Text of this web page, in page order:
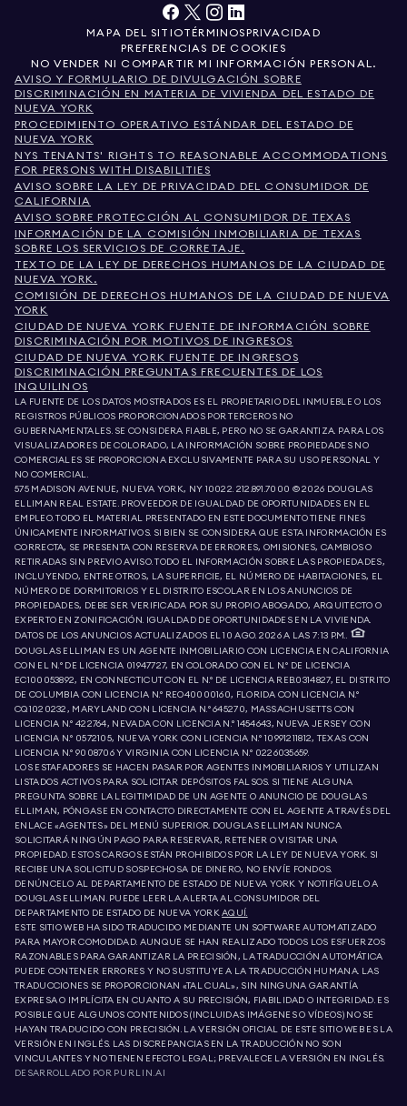
MAPA DEL SITIOTÉRMINOSPRIVACIDAD
PREFERENCIAS DE COOKIES
NO VENDER NI COMPARTIR MI INFORMACIÓN PERSONAL.
AVISO Y FORMULARIO DE DIVULGACIÓN SOBRE
DISCRIMINACIÓN EN MATERIA DE VIVIENDA DEL ESTADO DE
NUEVA YORK
PROCEDIMIENTO OPERATIVO ESTÁNDAR DEL ESTADO DE
NUEVA YORK
NYS TENANTS' RIGHTS TO REASONABLE ACCOMMODATIONS
FOR PERSONS WITH DISABILITIES
AVISO SOBRE LA LEY DE PRIVACIDAD DEL CONSUMIDOR DE
CALIFORNIA
AVISO SOBRE PROTECCIÓN AL CONSUMIDOR DE TEXAS
INFORMACIÓN DE LA COMISIÓN INMOBILIARIA DE TEXAS
SOBRE LOS SERVICIOS DE CORRETAJE.
TEXTO DE LA LEY DE DERECHOS HUMANOS DE LA CIUDAD DE
NUEVA YORK.
COMISIÓN DE DERECHOS HUMANOS DE LA CIUDAD DE NUEVA
YORK
CIUDAD DE NUEVA YORK FUENTE DE INFORMACIÓN SOBRE
DISCRIMINACIÓN POR MOTIVOS DE INGRESOS
CIUDAD DE NUEVA YORK FUENTE DE INGRESOS
DISCRIMINACIÓN PREGUNTAS FRECUENTES DE LOS
INQUILINOS
LA FUENTE DE LOS DATOS MOSTRADOS ES EL PROPIETARIO DEL INMUEBLE O LOS
REGISTROS PÚBLICOS PROPORCIONADOS POR TERCEROS NO
GUBERNAMENTALES. SE CONSIDERA FIABLE, PERO NO SE GARANTIZA. PARA LOS
VISUALIZADORES DE COLORADO, LA INFORMACIÓN SOBRE PROPIEDADES NO
COMERCIALES SE PROPORCIONA EXCLUSIVAMENTE PARA SU USO PERSONAL Y
NO COMERCIAL.
575 MADISON AVENUE, NUEVA YORK, NY 10022. 212.891.7000 © 2026 DOUGLAS
ELLIMAN REAL ESTATE. PROVEEDOR DE IGUALDAD DE OPORTUNIDADES EN EL
EMPLEO. TODO EL MATERIAL PRESENTADO EN ESTE DOCUMENTO TIENE FINES
ÚNICAMENTE INFORMATIVOS. SI BIEN SE CONSIDERA QUE ESTA INFORMACIÓN ES
CORRECTA, SE PRESENTA CON RESERVA DE ERRORES, OMISIONES, CAMBIOS O
RETIRADAS SIN PREVIO AVISO. TODO EL INFORMACIÓN SOBRE LAS PROPIEDADES,
INCLUYENDO, ENTRE OTROS, LA SUPERFICIE, EL NÚMERO DE HABITACIONES, EL
NÚMERO DE DORMITORIOS Y EL DISTRITO ESCOLAR EN LOS ANUNCIOS DE
PROPIEDADES, DEBE SER VERIFICADA POR SU PROPIO ABOGADO, ARQUITECTO O
EXPERTO EN ZONIFICACIÓN. IGUALDAD DE OPORTUNIDADES EN LA VIVIENDA.
DATOS DE LOS ANUNCIOS ACTUALIZADOS EL 10 AGO. 2026 A LAS 7:13 P.M..
DOUGLAS ELLIMAN ES UN AGENTE INMOBILIARIO CON LICENCIA EN CALIFORNIA
CON EL N.º DE LICENCIA 01947727, EN COLORADO CON EL N.º DE LICENCIA
EC100053892, EN CONNECTICUT CON EL N.º DE LICENCIA REB.0314827, EL DISTRITO
DE COLUMBIA CON LICENCIA N.º REO40000160, FLORIDA CON LICENCIA N.º
CQ1020232, MARYLAND CON LICENCIA N.º 645270, MASSACHUSETTS CON
LICENCIA N.º 422764, NEVADA CON LICENCIA N.º 1454643, NUEVA JERSEY CON
LICENCIA N.º 0572105, NUEVA YORK CON LICENCIA N.º 10991211812, TEXAS CON
LICENCIA N.º 9008706 Y VIRGINIA CON LICENCIA N.º 0226035659.
LOS ESTAFADORES SE HACEN PASAR POR AGENTES INMOBILIARIOS Y UTILIZAN
LISTADOS ACTIVOS PARA SOLICITAR DEPÓSITOS FALSOS. SI TIENE ALGUNA
PREGUNTA SOBRE LA LEGITIMIDAD DE UN AGENTE O ANUNCIO DE DOUGLAS
ELLIMAN, PÓNGASE EN CONTACTO DIRECTAMENTE CON EL AGENTE A TRAVÉS DEL
ENLACE «AGENTES» DEL MENÚ SUPERIOR. DOUGLAS ELLIMAN NUNCA
SOLICITARÁ NINGÚN PAGO PARA RESERVAR, RETENER O VISITAR UNA
PROPIEDAD. ESTOS CARGOS ESTÁN PROHIBIDOS POR LA LEY DE NUEVA YORK. SI
RECIBE UNA SOLICITUD SOSPECHOSA DE DINERO, NO ENVÍE FONDOS.
DENÚNCELO AL DEPARTAMENTO DE ESTADO DE NUEVA YORK Y NOTIFÍQUELO A
DOUGLAS ELLIMAN. PUEDE LEER LA ALERTA AL CONSUMIDOR DEL
DEPARTAMENTO DE ESTADO DE NUEVA YORK AQUÍ.
ESTE SITIO WEB HA SIDO TRADUCIDO MEDIANTE UN SOFTWARE AUTOMATIZADO
PARA MAYOR COMODIDAD. AUNQUE SE HAN REALIZADO TODOS LOS ESFUERZOS
RAZONABLES PARA GARANTIZAR LA PRECISIÓN, LA TRADUCCIÓN AUTOMÁTICA
PUEDE CONTENER ERRORES Y NO SUSTITUYE A LA TRADUCCIÓN HUMANA. LAS
TRADUCCIONES SE PROPORCIONAN «TAL CUAL», SIN NINGUNA GARANTÍA
EXPRESA O IMPLÍCITA EN CUANTO A SU PRECISIÓN, FIABILIDAD O INTEGRIDAD. ES
POSIBLE QUE ALGUNOS CONTENIDOS (INCLUIDAS IMÁGENES O VÍDEOS) NO SE
HAYAN TRADUCIDO CON PRECISIÓN. LA VERSIÓN OFICIAL DE ESTE SITIO WEB ES LA
VERSIÓN EN INGLÉS. LAS DISCREPANCIAS EN LA TRADUCCIÓN NO SON
VINCULANTES Y NO TIENEN EFECTO LEGAL; PREVALECE LA VERSIÓN EN INGLÉS.
DESARROLLADO POR PURLIN.AI